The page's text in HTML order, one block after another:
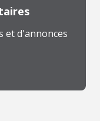
et d'annonces